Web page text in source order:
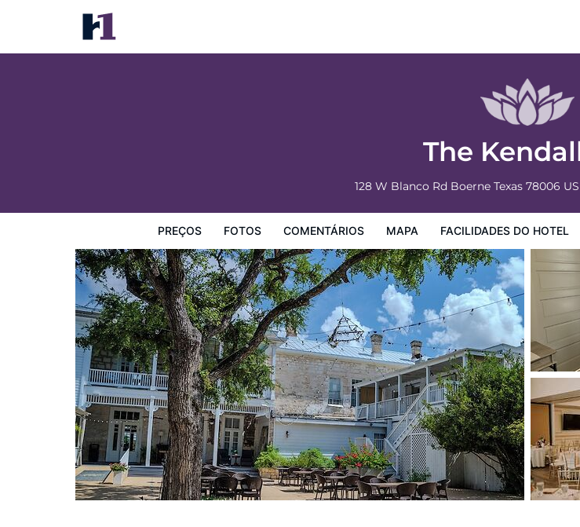
The
128 W Blanco Rd Boerne Texas 78006 US
PREÇOS FOTOS COMENTÁRIOS MAPA FACILIDADES DO HOTEL
The Kendall
Preços